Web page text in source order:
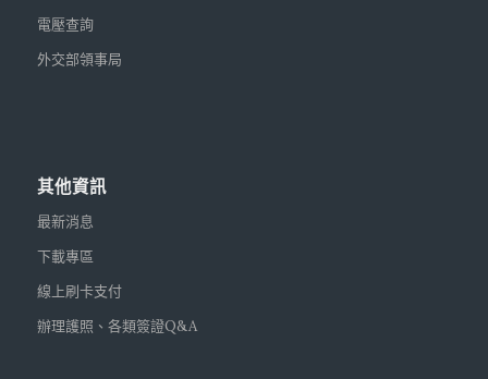
電壓查詢
外交部領事局
其他資訊
最新消息
下載專區
線上刷卡支付
辦理護照、各類簽證Q&A